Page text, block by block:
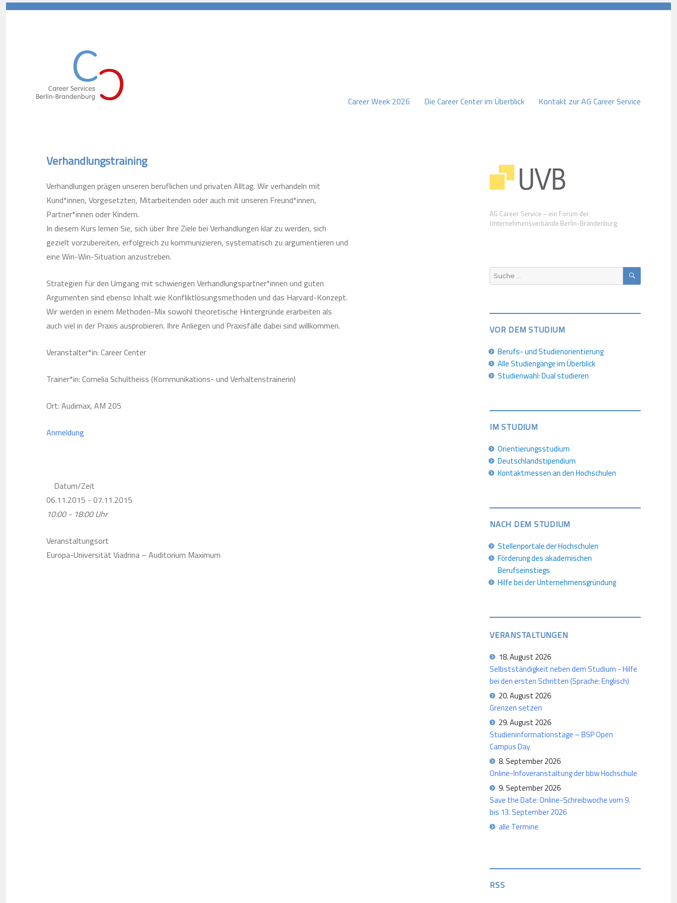
Career Week 2026 Die Career Center im Überblick Kontakt zur AG Career Service
Verhandlungstraining
Verhandlungen prägen unseren beruflichen und privaten Alltag. Wir verhandeln mit
Kund*innen, Vorgesetzten, Mitarbeitenden oder auch mit unseren Freund*innen,
Partner*innen oder Kindern.
In diesem Kurs lernen Sie, sich über Ihre Ziele bei Verhandlungen klar zu werden, sich
gezielt vorzubereiten, erfolgreich zu kommunizieren, systematisch zu argumentieren und
eine Win-Win-Situation anzustreben.
Strategien für den Umgang mit schwierigen Verhandlungspartner*innen und guten
Argumenten sind ebenso Inhalt wie Konfliktlösungsmethoden und das Harvard-Konzept.
Wir werden in einem Methoden-Mix sowohl theoretische Hintergründe erarbeiten als
auch viel in der Praxis ausprobieren. Ihre Anliegen und Praxisfälle dabei sind willkommen.
Veranstalter*in: Career Center
Trainer*in: Cornelia Schultheiss (Kommunikations- und Verhaltenstrainerin)
Ort: Audimax, AM 205
Anmeldung
Datum/Zeit
06.11.2015 - 07.11.2015
10:00 - 18:00 Uhr
Veranstaltungsort
Europa-Universität Viadrina – Auditorium Maximum
AG Career Service – ein Forum der
Unternehmensverbände Berlin-Brandenburg
Suche
nach:
SUCHEN
VOR DEM STUDIUM
Berufs- und Studienorientierung
Alle Studiengänge im Überblick
Studienwahl: Dual studieren
IM STUDIUM
Orientierungsstudium
Deutschlandstipendium
Kontaktmessen an den Hochschulen
NACH DEM STUDIUM
Stellenportale der Hochschulen
Förderung des akademischen
Berufseinstiegs
Hilfe bei der Unternehmensgründung
VERANSTALTUNGEN
18. August 2026
Selbstständigkeit neben dem Studium - Hilfe
bei den ersten Schritten (Sprache: Englisch)
20. August 2026
Grenzen setzen
29. August 2026
Studieninformationstage – BSP Open
Campus Day
8. September 2026
Online-Infoveranstaltung der bbw Hochschule
9. September 2026
Save the Date: Online-Schreibwoche vom 9.
bis 13. September 2026
alle Termine
RSS